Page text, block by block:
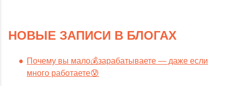
НОВЫЕ ЗАПИСИ В БЛОГАХ
Почему вы мало💰зарабатываете — даже если
много работаете😰